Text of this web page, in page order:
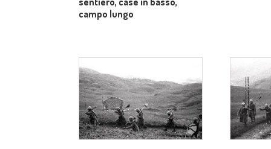
campo lungo